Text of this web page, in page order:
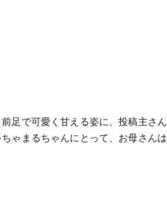
足で可愛く甘える姿に、投稿主さ
ゃまるちゃんにとって、お母さん